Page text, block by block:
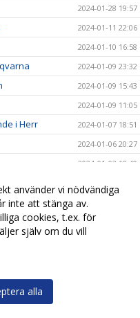
2024-01-28 19:57
2024-01-11 22:06
2024-01-10 16:58
2024-01-09 23:32
2024-01-09 15:43
2024-01-09 11:05
i Herr 2024-01-07 18:51
2024-01-06 20:27
2024-01-03 18:40
i
2023-12-22 18:24
2023-12-17 18:44
använder vi nödvändiga
inte att stänga av.
cookies, t.ex. för
själv om du vill
alla